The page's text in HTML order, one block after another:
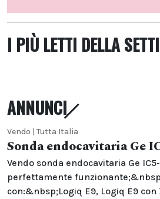
I PIÙ LETTI DELLA
ANNUNCI
Vendo | Tutta Italia
Sonda endocavitaria Ge
Vendo sonda endocavitaria Ge
perfettamente
con:&nbsp;Logiq E9, Logiq E9 con